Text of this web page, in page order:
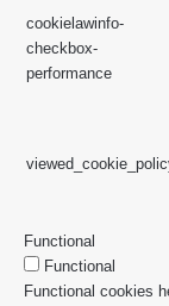
cookielawinfo-
checkbox-
performance
Functional
Functional
Functional cookies